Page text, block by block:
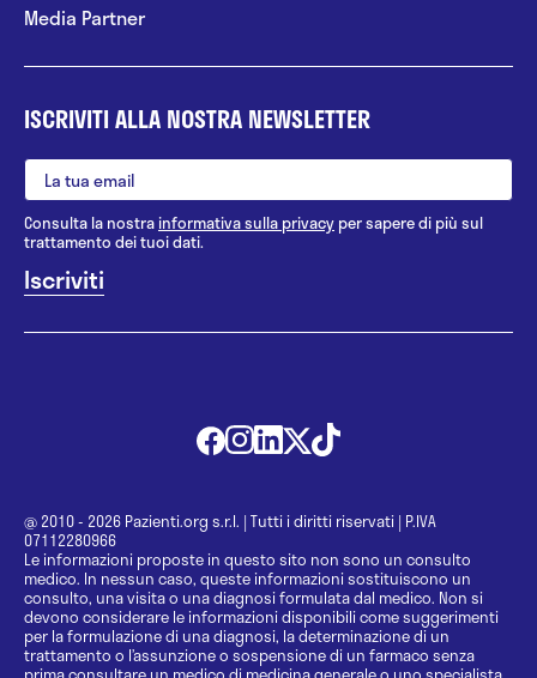
Media Partner
ISCRIVITI ALLA NOSTRA NEWSLETTER
Consulta la nostrainformativa sulla privacy per sapere di più sul
trattamento dei tuoi dati.
@ 2010 - 2026 Pazienti.org s.r.l. | Tutti i diritti riservati | P.IVA
07112280966
Le informazioni proposte in questo sito non sono un consulto
medico. In nessun caso, queste informazioni sostituiscono un
consulto, una visita o una diagnosi formulata dal medico. Non si
devono considerare le informazioni disponibili come suggerimenti
per la formulazione di una diagnosi, la determinazione di un
trattamento o l’assunzione o sospensione di un farmaco senza